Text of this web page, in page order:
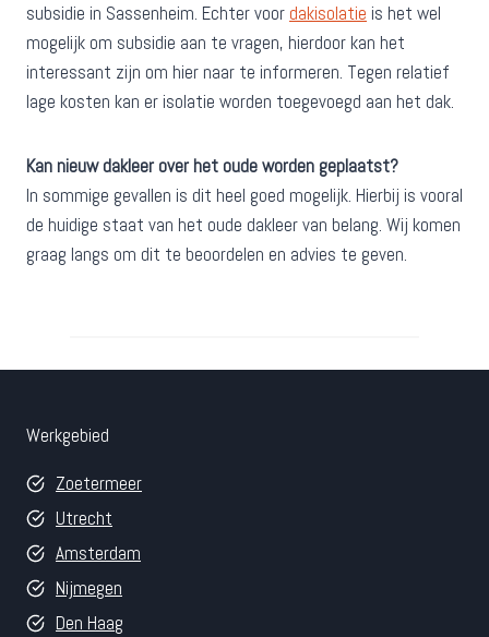
subsidie in Sassenheim. Echter voor dakisolatie is het wel
mogelijk om subsidie aan te vragen, hierdoor kan het
interessant zijn om hier naar te informeren. Tegen relatief
lage kosten kan er isolatie worden toegevoegd aan het dak.
Kan nieuw dakleer over het oude worden geplaatst?
In sommige gevallen is dit heel goed mogelijk. Hierbij is vooral
de huidige staat van het oude dakleer van belang. Wij komen
graag langs om dit te beoordelen en advies te geven.
Werkgebied
Zoetermeer
Utrecht
Amsterdam
Nijmegen
Den Haag